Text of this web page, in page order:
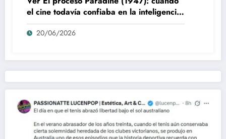
el cine todavía confiaba en la inteligencia
del espectador
20/06/2026